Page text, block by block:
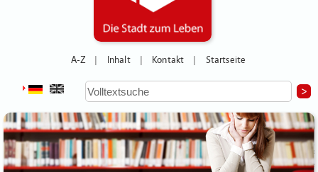
A-Z Inhalt Kontakt Startseite